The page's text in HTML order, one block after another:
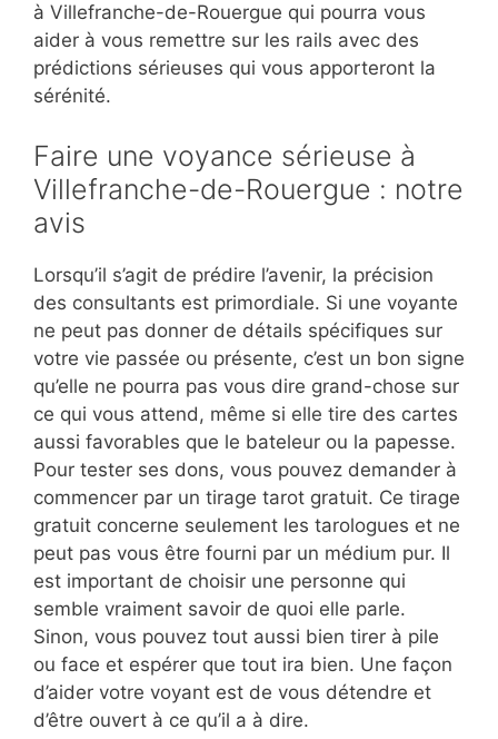
à Villefranche-de-Rouergue qui pourra vous
aider à vous remettre sur les rails avec des
prédictions sérieuses qui vous apporteront la
sérénité.
Faire une voyance sérieuse à
Villefranche-de-Rouergue : notre
avis
Lorsqu’il s’agit de prédire l’avenir, la précision
des consultants est primordiale. Si une voyante
ne peut pas donner de détails spécifiques sur
votre vie passée ou présente, c’est un bon signe
qu’elle ne pourra pas vous dire grand-chose sur
ce qui vous attend, même si elle tire des cartes
aussi favorables que le bateleur ou la papesse.
Pour tester ses dons, vous pouvez demander à
commencer par un tirage tarot gratuit. Ce tirage
gratuit concerne seulement les tarologues et ne
peut pas vous être fourni par un médium pur. Il
est important de choisir une personne qui
semble vraiment savoir de quoi elle parle.
Sinon, vous pouvez tout aussi bien tirer à pile
ou face et espérer que tout ira bien. Une façon
d’aider votre voyant est de vous détendre et
d’être ouvert à ce qu’il a à dire.